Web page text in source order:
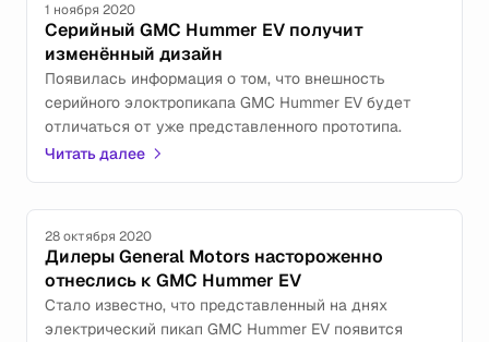
1 ноября 2020
Серийный GMC Hummer EV получит
изменённый дизайн
Появилась информация о том, что внешность
серийного элоктропикапа GMC Hummer EV будет
отличаться от уже представленного прототипа.
Читать далее
28 октября 2020
Дилеры General Motors настороженно
отнеслись к GMC Hummer EV
Стало известно, что представленный на днях
электрический пикап GMC Hummer EV появится